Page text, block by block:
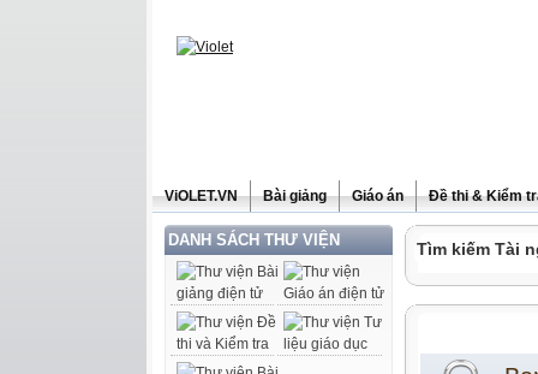
ViOLET.VN Bài giảng Giáo án Đề thi & Kiểm
DANH SÁCH THƯ VIỆN Tìm kiếm Tài